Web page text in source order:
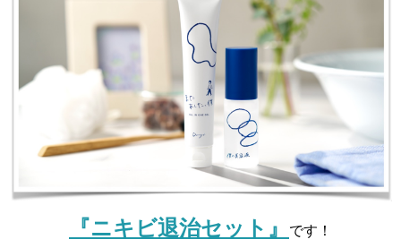
『ニキビ退治セット』 です！